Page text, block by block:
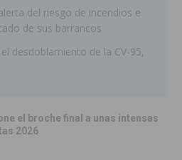
del riesgo de incendios e
de sus barrancos
desdoblamiento de la CV-95,
el broche final a unas intensas
2026